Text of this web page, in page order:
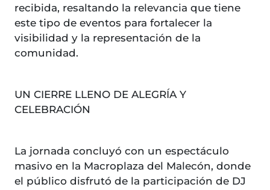
recibida, resaltando la relevancia que tiene
este tipo de eventos para fortalecer la
visibilidad y la representación de la
comunidad.
UN CIERRE LLENO DE ALEGRÍA Y
CELEBRACIÓN
La jornada concluyó con un espectáculo
masivo en la Macroplaza del Malecón, donde
el público disfrutó de la participación de DJ